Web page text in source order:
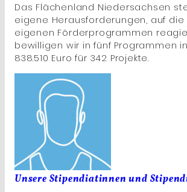
Das Flächenland Niedersachsen
eigene Herausforderungen, auf die
eigenen Förderprogrammen
bewilligen wir in fünf Programmen
838.510 Euro für 342 Projekte.
Unsere Stipendiatinnen und